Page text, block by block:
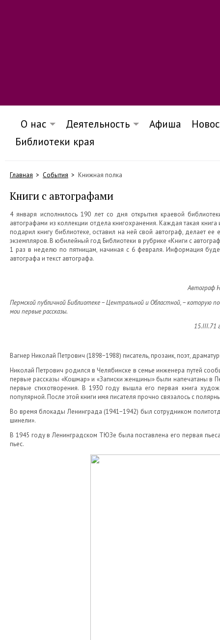
О нас Деятельность Афиша
Библиотеки края
Главная События Книжная полка
Книги с автографами
4 января исполнилось 190 лет со дня открытия краевой
автографами из коллекции отдела книгохранения. Каждая такая
подарил книгу библиотеке, оставил на ней свой автограф, делает
экземпляров. В юбилейный год Библиотеки в рубрике «Книги с
1 раз в неделю по пятницам, начиная с 6 февраля. Информация
автографа и текст автографа.
Автограф
Пермской публичной Библиотеке − Центральной и Областной, − которую
мои первые рассказы.
15.III.71
Вагнер Николай Петрович (1898−1988) писатель, прозаик, поэт,
Николай Петрович родился в Челябинске в семье инженера путей
первые рассказы «Кошмар» и «Записки женщины» были напечатаны в
первые стихотворения. В 1930 году вышла его первая книга
популярной. После этой книги имя писателя прочно связалось с
Во время блокады Ленинграда (1941−1942) был сотрудником
шинели».
В 1945 году в Ленинградском ТЮЗе была поставлена его первая
пьес.